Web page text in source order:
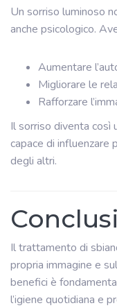
Un sorriso luminoso
anche psicologico.
Aumentare
Migliorare le
Rafforzare
Il sorriso diventa così
capace di influenzare
degli altri.
Il trattamento di
propria immagine e
benefici è
l’igiene quotidiana e